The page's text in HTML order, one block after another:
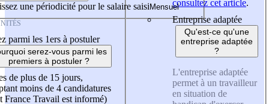
une périodicité pour le salaire saisi
parmi les 1ers à postuler
serez-vous parmi les
premiers à postuler ?
de plus de 15 jours,
moins de 4 candidatures
France Travail est informé)
consultez cet article.
Entreprise adaptée
Qu'est-ce qu'une
entreprise adaptée
?
L'entreprise adaptée
permet à un travailleur
en situation de